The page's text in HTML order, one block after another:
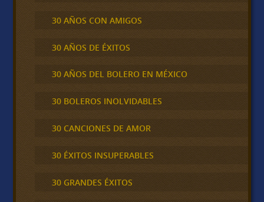
30 AÑOS CON AMIGOS
30 AÑOS DE ÉXITOS
30 AÑOS DEL BOLERO EN MÉXICO
30 BOLEROS INOLVIDABLES
30 CANCIONES DE AMOR
30 ÉXITOS INSUPERABLES
30 GRANDES ÉXITOS